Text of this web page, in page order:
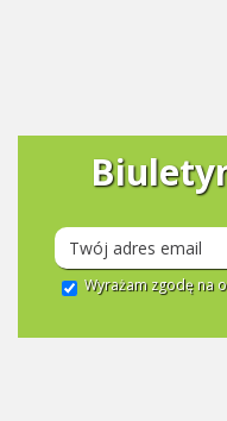
Wyrażam zgodę na